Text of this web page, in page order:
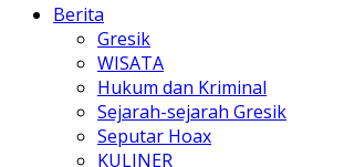
Berita
Gresik
WISATA
Hukum dan Kriminal
Sejarah-sejarah Gresik
Seputar Hoax
KULINER